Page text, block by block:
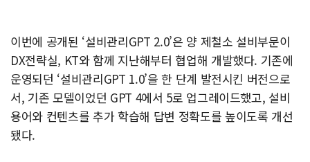
이번에 공개된 ‘설비관리GPT 2.0’은 양 제철소 설비부문이
DX전략실, KT와 함께 지난해부터 협업해 개발했다. 기존에
운영되던 ‘설비관리GPT 1.0’을 한 단계 발전시킨 버전으로
서, 기존 모델이었던 GPT 4에서 5로 업그레이드했고, 설비
용어와 컨텐츠를 추가 학습해 답변 정확도를 높이도록 개선
됐다.